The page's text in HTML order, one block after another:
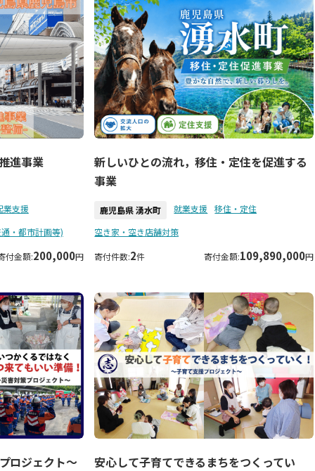
進事業
業支援
・都市計画等)
付金額:200,000円
新しいひとの流れ，移住・定住を促進する
事業
鹿児島県 湧水町 就業支援
移住・定住
空き家・空き店舗対策
寄付件数:2件 寄付金額:109,890,000円
ロジェクト～
安心して子育てできるまちをつくってい